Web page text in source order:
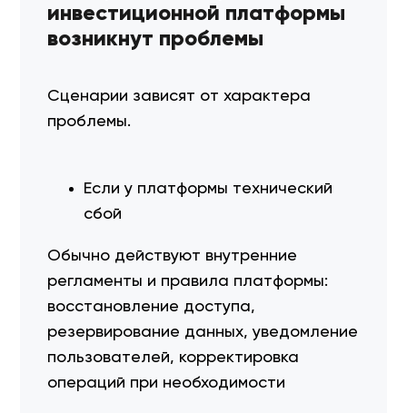
инвестиционной платформы
возникнут проблемы
Сценарии зависят от характера
проблемы.
Если у платформы технический
сбой
Обычно действуют внутренние
регламенты и правила платформы:
восстановление доступа,
резервирование данных, уведомление
пользователей, корректировка
операций при необходимости